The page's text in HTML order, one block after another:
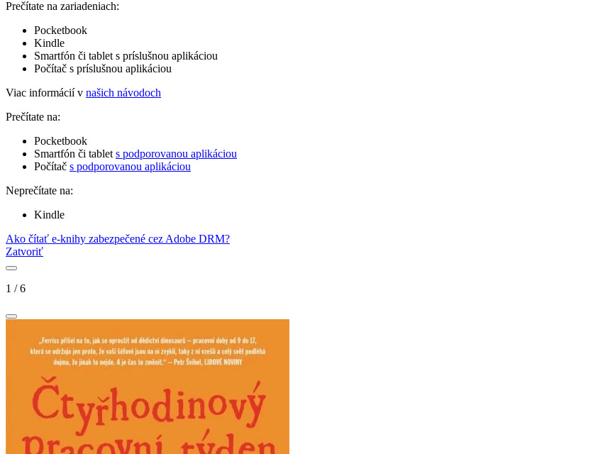
Prečítate na zariadeniach:
Pocketbook
Kindle
Smartfón či tablet s príslušnou aplikáciou
Počítač s príslušnou aplikáciou
Viac informácií v našich návodoch
Prečítate na:
Pocketbook
Smartfón či tablet s podporovanou aplikáciou
Počítač s podporovanou aplikáciou
Neprečítate na:
Kindle
Ako čítať e-knihy zabezpečené cez Adobe DRM?
Zatvoriť
1 /6